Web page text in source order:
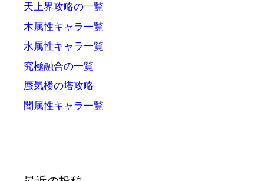
天上界攻略の一覧
木属性キャラ一覧
水属性キャラ一覧
究極融合の一覧
蜃気楼の塔攻略
闇属性キャラ一覧